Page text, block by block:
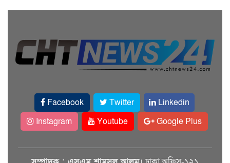
Facebook Twitter
Linkedin
Instagram
Youtube Google Plus